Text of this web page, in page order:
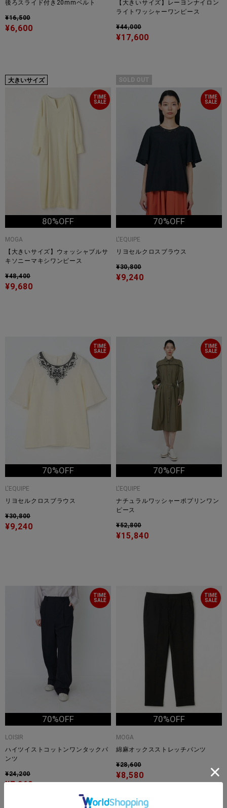
後ろスライド付き20mmベルト
¥16,500
¥6,600
【大きいサイズ】レーヨンナイロン
ライトワッシャーワンピース
¥44,000
¥17,600
大きいサイズ
TIME
SALE
80%OFF
MOGA
【大きいサイズ】ウォッシャブルサ
キソニーマキシワンピース
¥48,400
¥9,680
SOLD OUT
TIME
SALE
70%OFF
L'EQUIPE
リヨセルクロスブラウス
¥30,800
¥9,240
TIME
SALE
70%OFF
L'EQUIPE
リヨセルクロスブラウス
¥30,800
¥9,240
TIME
SALE
70%OFF
L'EQUIPE
ナチュラルワッシャーポプリンワン
ピース
¥52,800
¥15,840
TIME
SALE
70%OFF
LOISIR
ハイツイストコットンワンタックパ
ンツ
¥24,200
¥7,260
TIME
SALE
70%OFF
MOGA
綿麻オックスストレッチパンツ
¥28,600
¥8,580